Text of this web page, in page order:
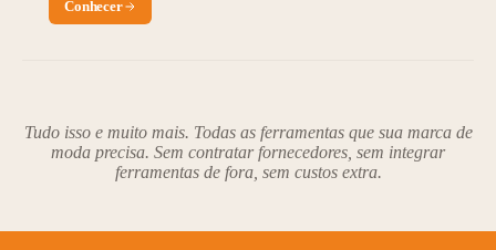
Conhecer
Tudo isso e muito mais. Todas as ferramentas que sua marca de
moda precisa. Sem contratar fornecedores, sem integrar
ferramentas de fora, sem custos extra.